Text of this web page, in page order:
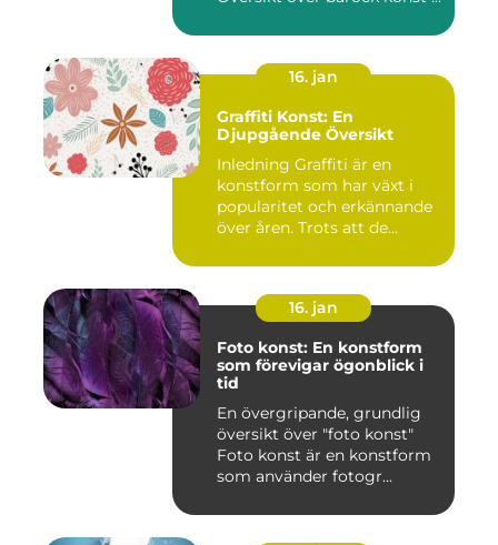
16. jan
Graffiti Konst: En
Djupgående Översikt
Inledning Graffiti är en
konstform som har växt i
popularitet och erkännande
över åren. Trots att de...
16. jan
Foto konst: En konstform
som förevigar ögonblick i
tid
En övergripande, grundlig
översikt över "foto konst"
Foto konst är en konstform
som använder fotogr...